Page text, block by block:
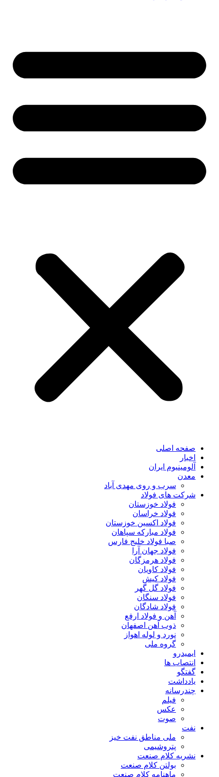
صفحه اصلی
اخبار
آلومینیوم ایران
معدن
سرب و روی مهدی آباد
شرکت های فولاد
فولاد خوزستان
فولاد خراسان
فولاد اکسین خوزستان
فولاد مبارکه سپاهان
صبا فولاد خلیج فارس
فولاد جهان آرا
فولاد هرمزگان
فولاد کاویان
فولاد کیش
فولاد گل گهر
فولاد سنگان
فولاد شادگان
آهن و فولاد ارفع
ذوب آهن اصفهان
نورد و لوله اهواز
گروه ملی
ایمیدرو
انتصاب ها
گفتگو
یادداشت
چندرسانه
فیلم
عکس
صوت
نفت
ملی مناطق نفت خیز
پتروشیمی
نشریه کلام صنعت
بولتن کلام صنعت
ماهنامه کلام صنعت